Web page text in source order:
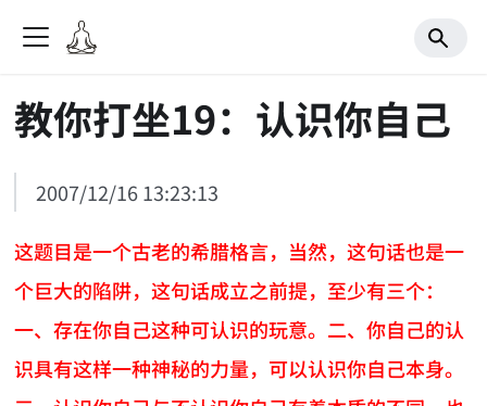
教你打坐19：认识你自己
2007/12/16 13:23:13
这题目是一个古老的希腊格言，当然，这句话也是一
个巨大的陷阱，这句话成立之前提，至少有三个：
一、存在你自己这种可认识的玩意。二、你自己的认
识具有这样一种神秘的力量，可以认识你自己本身。